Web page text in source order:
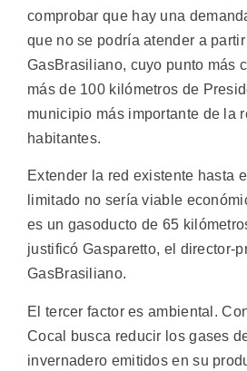
comprobar que hay una
que no se podría atender a
GasBrasiliano, cuyo punto más
más de 100 kilómetros de
municipio más importante de la
habitantes.
Extender la red existente hasta
limitado no sería viable
es un gasoducto de 65
justificó Gasparetto, el director-
GasBrasiliano.
El tercer factor es ambiental.
Cocal busca reducir los gases
invernadero emitidos en su